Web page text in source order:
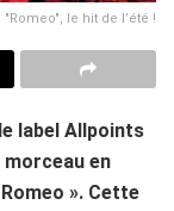
"Romeo", le hit de l’été !
label Allpoints
morceau en
». Cette